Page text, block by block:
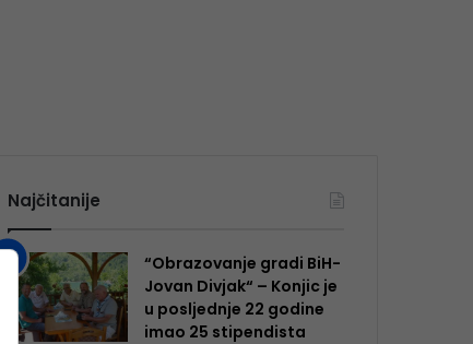
Najčitanije
“Obrazovanje gradi BiH-
Jovan Divjak“ – Konjic je
u posljednje 22 godine
imao 25 ​​stipendista